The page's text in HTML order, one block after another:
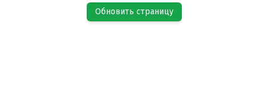
Обновить страницу